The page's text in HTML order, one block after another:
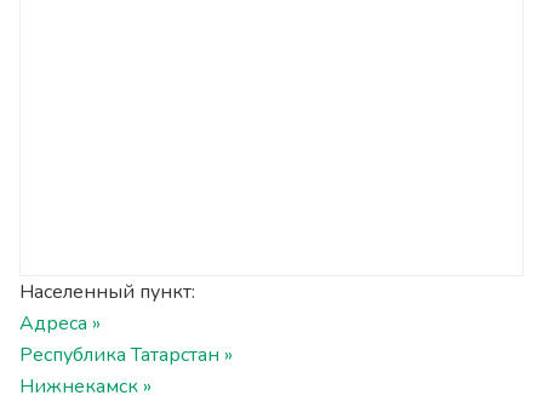
Населенный пункт:
Адреса »
Республика Татарстан »
Нижнекамск »